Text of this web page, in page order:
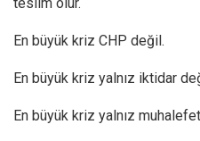
En büyük kriz CHP değil.
En büyük kriz yalnız iktidar
En büyük kriz yalnız